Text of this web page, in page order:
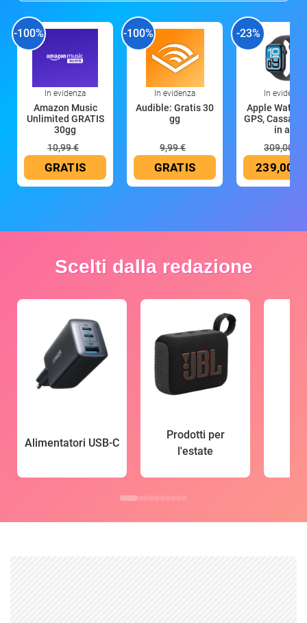
-100%
In evidenza
Amazon Music
Unlimited GRATIS
30gg
10,99 €
GRATIS
-100%
In evidenza
Audible: Gratis 30
gg
9,99 €
GRATIS
-23%
In evidenza
Apple Watch
GPS, Cassa
in all
309,00 €
239,00 €
Scelti dalla redazione
Alimentatori USB-C
Prodotti per
l'estate